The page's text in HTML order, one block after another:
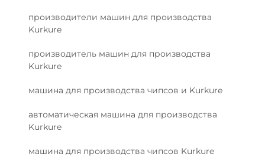
производители машин для производства
Kurkure
производитель машин для производства
Kurkure
машина для производства чипсов и Kurkure
автоматическая машина для производства
Kurkure
машина для производства чипсов Kurkure